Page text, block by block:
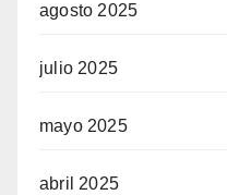
agosto 2025
julio 2025
mayo 2025
abril 2025